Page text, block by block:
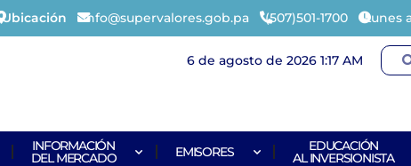
Ubicación info@supervalores.gob.pa (507)501-1700 Lunes
6 de agosto de 2026 1:17 AM
INFORMACIÓN
DEL MERCADO
EMISORES
EDUCACIÓN
AL INVERSIONISTA